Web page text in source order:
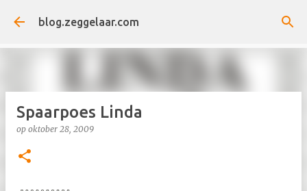
Doorgaan naar hoofdcontent
blog.zeggelaar.com
Spaarpoes Linda
op oktober 28, 2009